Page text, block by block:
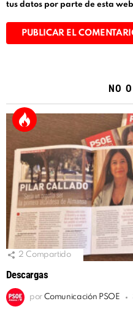
tus datos por parte de esta
NO
2 Compartido
Descargas
por Comunicación PSOE